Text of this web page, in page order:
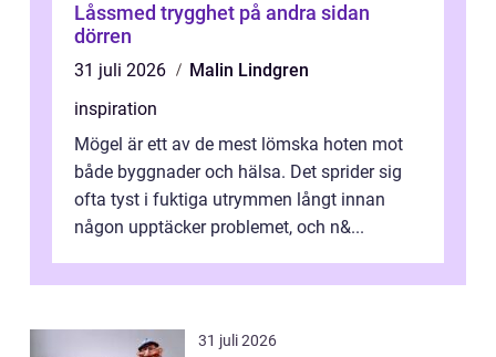
Låssmed trygghet på andra sidan
dörren
31 juli 2026
Malin Lindgren
inspiration
Mögel är ett av de mest lömska hoten mot
både byggnader och hälsa. Det sprider sig
ofta tyst i fuktiga utrymmen långt innan
någon upptäcker problemet, och n&...
31 juli 2026